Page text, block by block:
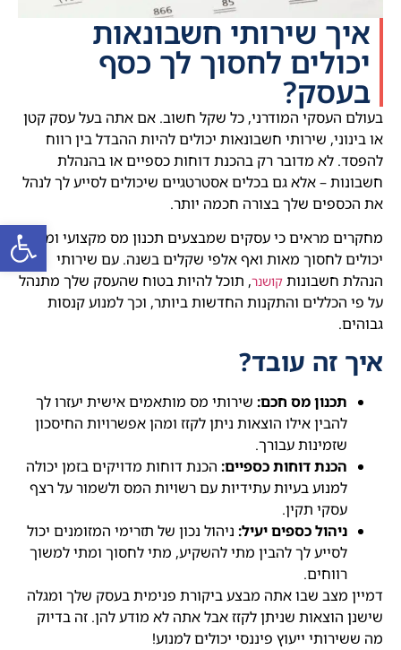
איך שירותי חשבונאות
יכולים לחסוך לך כסף
בעסק?
בעולם העסקי המודרני, כל שקל חשוב. אם אתה בעל עסק קטן
או בינוני, שירותי חשבונאות יכולים להיות ההבדל בין רווח
להפסד. לא מדובר רק בהכנת דוחות כספיים או בהנהלת
חשבונות – אלא גם בכלים אסטרטגיים שיכולים לסייע לך לנהל
את הכספים שלך בצורה חכמה יותר.
מחקרים מראים כי עסקים שמבצעים תכנון מס מקצועי ומדויק
יכולים לחסוך מאות ואף אלפי שקלים בשנה. עם שירותי
הנהלת חשבונות קושנר, תוכל להיות בטוח שהעסק שלך מתנהל
על פי הכללים והתקנות החדשות ביותר, וכך למנוע קנסות
גבוהים.
איך זה עובד?
תכנון מס חכם: שירותי מס מותאמים אישית יעזרו לך
להבין אילו הוצאות ניתן לקזז ומהן אפשרויות החיסכון
שזמינות עבורך.
הכנת דוחות כספיים: הכנת דוחות מדויקים בזמן יכולה
למנוע בעיות עתידיות עם רשויות המס ולשמור על רצף
עסקי תקין.
ניהול כספים יעיל: ניהול נכון של תזרימי המזומנים יכול
לסייע לך להבין מתי להשקיע, מתי לחסוך ומתי למשוך
רווחים.
דמיין מצב שבו אתה מבצע ביקורת פנימית בעסק שלך ומגלה
שישנן הוצאות שניתן לקזז אבל אתה לא מודע להן. זה בדיוק
מה ששירותי ייעוץ פיננסי יכולים למנוע!
פתח